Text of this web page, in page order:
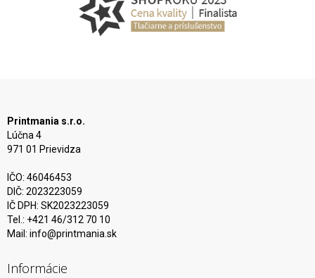
Printmania s.r.o.
Lúčna 4
971 01 Prievidza
IČO: 46046453
DIČ: 2023223059
IČ DPH: SK2023223059
Tel.: +421 46/312 70 10
Mail: info@printmania.sk
Informácie